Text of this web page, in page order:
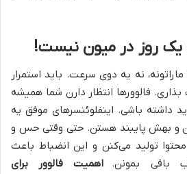
یک روز در میون نیست!
نه یه دوی سرعت. باید استمرار
فالوورها انتظار دارن شما همیشه
داشته باشی. اینفلوئنسرهای موفق یه
و بهش پایبند هستن. حتی وقتی حس و
تولید می‌کنن و این انضباط باعث
باقی بمونن.
اهمیت فالوور برای